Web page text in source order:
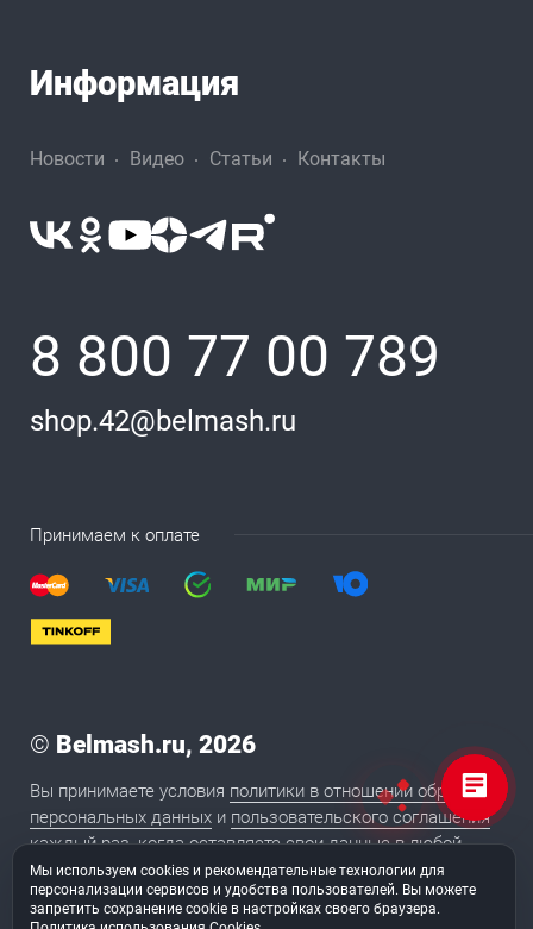
Информация
Новости Видео Статьи Контакты
8 800 77 00 789
shop.42@belmash.ru
Принимаем к оплате
© Belmash.ru, 2026
Вы принимаете условия политики в отношении обработки
персональных данных и пользовательского соглашения
каждый раз, когда оставляете свои данные в любой
форме обратной связи на сайте BELMASH.RU
Мы используем cookies и рекомендательные технологии для
персонализации сервисов и удобства пользователей. Вы можете
запретить сохранение cookie в настройках своего браузера.